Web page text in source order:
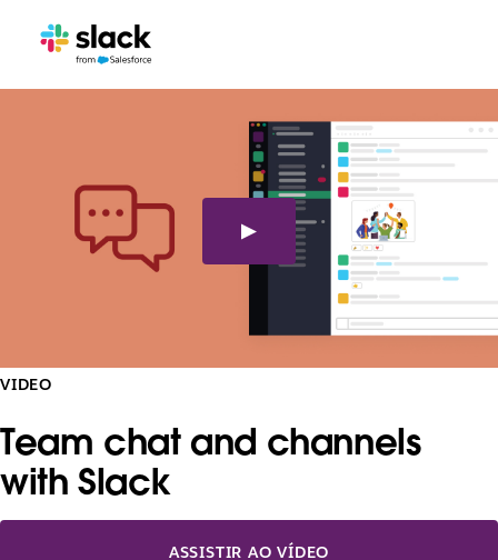
VIDEO
Team chat and channels
with Slack
ASSISTIR AO VÍDEO